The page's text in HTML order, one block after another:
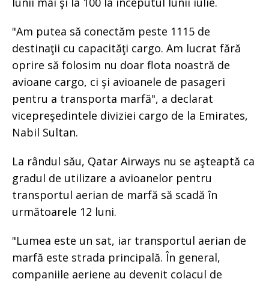
"Am putea să conectăm peste 1115 de
destinaţii cu capacităţi cargo. Am lucrat fără
oprire să folosim nu doar flota noastră de
avioane cargo, ci şi avioanele de pasageri
pentru a transporta marfă", a declarat
vicepreşedintele diviziei cargo de la Emirates,
Nabil Sultan.
La rândul său, Qatar Airways nu se aşteaptă ca
gradul de utilizare a avioanelor pentru
transportul aerian de marfă să scadă în
următoarele 12 luni.
"Lumea este un sat, iar transportul aerian de
marfă este strada principală. În general,
companiile aeriene au devenit colacul de